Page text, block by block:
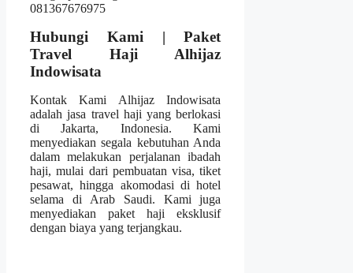
Hubungi Kami | Paket
Travel Haji Alhijaz
Indowisata
Kontak Kami Alhijaz Indowisata
adalah jasa travel haji yang berlokasi
di Jakarta, Indonesia. Kami
menyediakan segala kebutuhan Anda
dalam melakukan perjalanan ibadah
haji, mulai dari pembuatan visa, tiket
pesawat, hingga akomodasi di hotel
selama di Arab Saudi. Kami juga
menyediakan paket haji eksklusif
dengan biaya yang terjangkau.